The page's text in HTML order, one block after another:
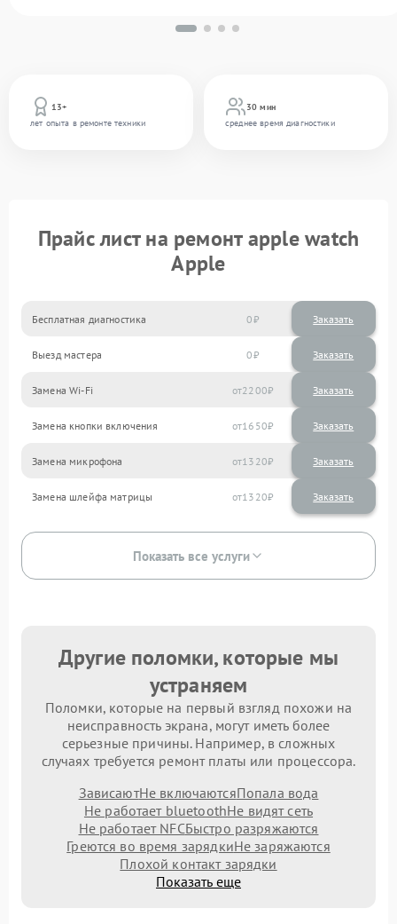
13+
лет опыта в ремонте техники
30 мин
среднее время диагностики
Прайс лист на ремонт apple watch
Apple
Бесплатная диагностика 0 Заказать
Выезд мастера 0 Заказать
Замена Wi-Fi 2200
Замена кнопки включения 1650
Замена микрофона 1320
Замена шлейфа матрицы 1320
Показать все услуги
Другие поломки, которые мы
устраняем
Поломки, которые на первый взгляд похожи на
неисправность экрана, могут иметь более
серьезные причины. Например, в сложных
случаях требуется ремонт платы или процессора.
ЗависаютНе включаютсяПопала вода
Не работает bluetoothНе видят сеть
Не работает NFCБыстро разряжаются
Греются во время зарядкиНе заряжаются
Плохой контакт зарядки
Показать еще